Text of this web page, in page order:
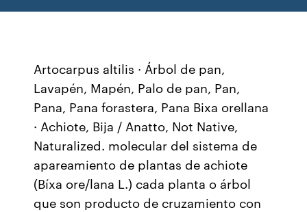
Artocarpus altilis · Árbol de pan,
Lavapén, Mapén, Palo de pan, Pan,
Pana, Pana forastera, Pana Bixa orellana
· Achiote, Bija / Anatto, Not Native,
Naturalized. molecular del sistema de
apareamiento de plantas de achiote
(Bíxa ore/lana L.) cada planta o árbol
que son producto de cruzamiento con